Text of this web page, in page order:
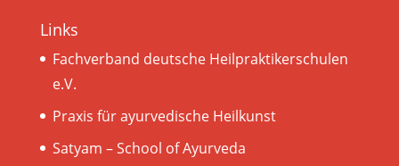
Links
Fachverband deutsche Heilpraktikerschulen
e.V.
Praxis für ayurvedische Heilkunst
Satyam – School of Ayurveda